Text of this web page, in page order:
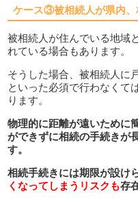
ケース③被相続人が県内、
被相続人が住んでいる地域
れている場合もあります。
そうした場合、被相続人に
といった必須で行わなくて
ります。
物理的に距離が遠いために
ができずに相続の手続きが
す。
相続手続きには期限が設け
くなってしまうリスクも存